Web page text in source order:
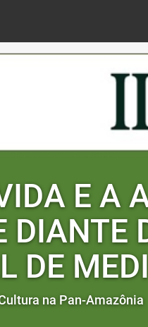
E A
DE
na Pan-Amazônia